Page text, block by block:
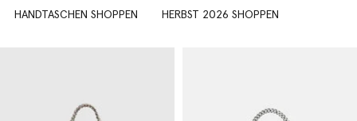
HANDTASCHEN SHOPPEN HERBST 2026 SHOPPEN